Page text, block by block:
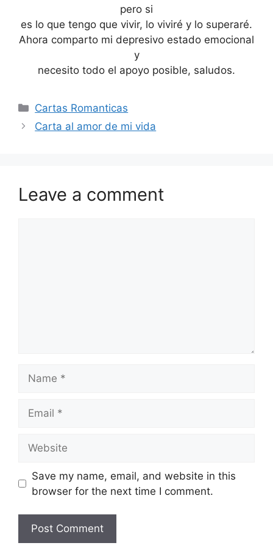
pero si
es lo que tengo que vivir, lo viviré y lo superaré.
Ahora comparto mi depresivo estado emocional
y
necesito todo el apoyo posible, saludos.
Categories
Cartas Romanticas
Carta al amor de mi vida
Leave a comment
Save my name, email, and website in this
browser for the next time I comment.